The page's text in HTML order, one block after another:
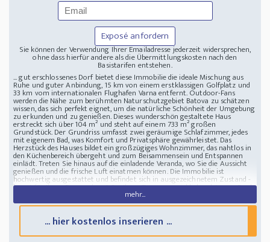
Exposé anfordern
Sie können der Verwendung Ihrer Emailadresse jederzeit widersprechen,
ohne dass hierfür andere als die Übermittlungskosten nach den
Basistarifen entstehen.
... gut erschlossenes Dorf bietet diese Immobilie die ideale Mischung aus
Ruhe und guter Anbindung, 15 km von einem erstklassigen Golfplatz und
33 km vom internationalen Flughafen Varna entfernt. Outdoor-Fans
werden die Nähe zum berühmten Naturschutzgebiet Batova zu schätzen
wissen, das sich perfekt eignet, um die natürliche Schönheit der Umgebung
zu erkunden und zu genießen. Dieses wunderschön gestaltete Haus
erstreckt sich über 104 m² und steht auf einem 733 m² großen
Grundstück. Der Grundriss umfasst zwei geräumige Schlafzimmer, jedes
mit eigenem Bad, was Komfort und Privatsphäre gewährleistet. Das
Herzstück des Hauses bildet ein großzügiges Wohnzimmer, das nahtlos in
den Küchenbereich übergeht und zum Beisammensein und Entspannen
einlädt. Treten Sie hinaus auf die einladende Veranda, wo Sie die Aussicht
genießen und die frische Luft einatmen können. Die Immobilie ist
hochwertig ausgestattet und befindet sich in ausgezeichnetem Zustand -
bereit für Ihren Einzug, damit Sie Ihren Traum verwirklichen können. Dank
der nach Süden ausgerichteten Fenstertüren strömt reichlich Tageslicht
ins Innere und schafft eine warme und einladende Atmosphäre. Zu den
weiteren Ausstattungsmerkmalen gehören eine Alarmanlage,
Solarleuchten, zwei Parkplätze und ein gemütlicher Bio-Kamin, die alle zu
einem nachhaltigen und sicheren Lebensstil beitragen. Es besteht zudem
die Möglichkeit, ein Haus mit 3 Schlafzimmern in der Nähe zu erwerben.
mehr...
... hier kostenlos inserieren ...